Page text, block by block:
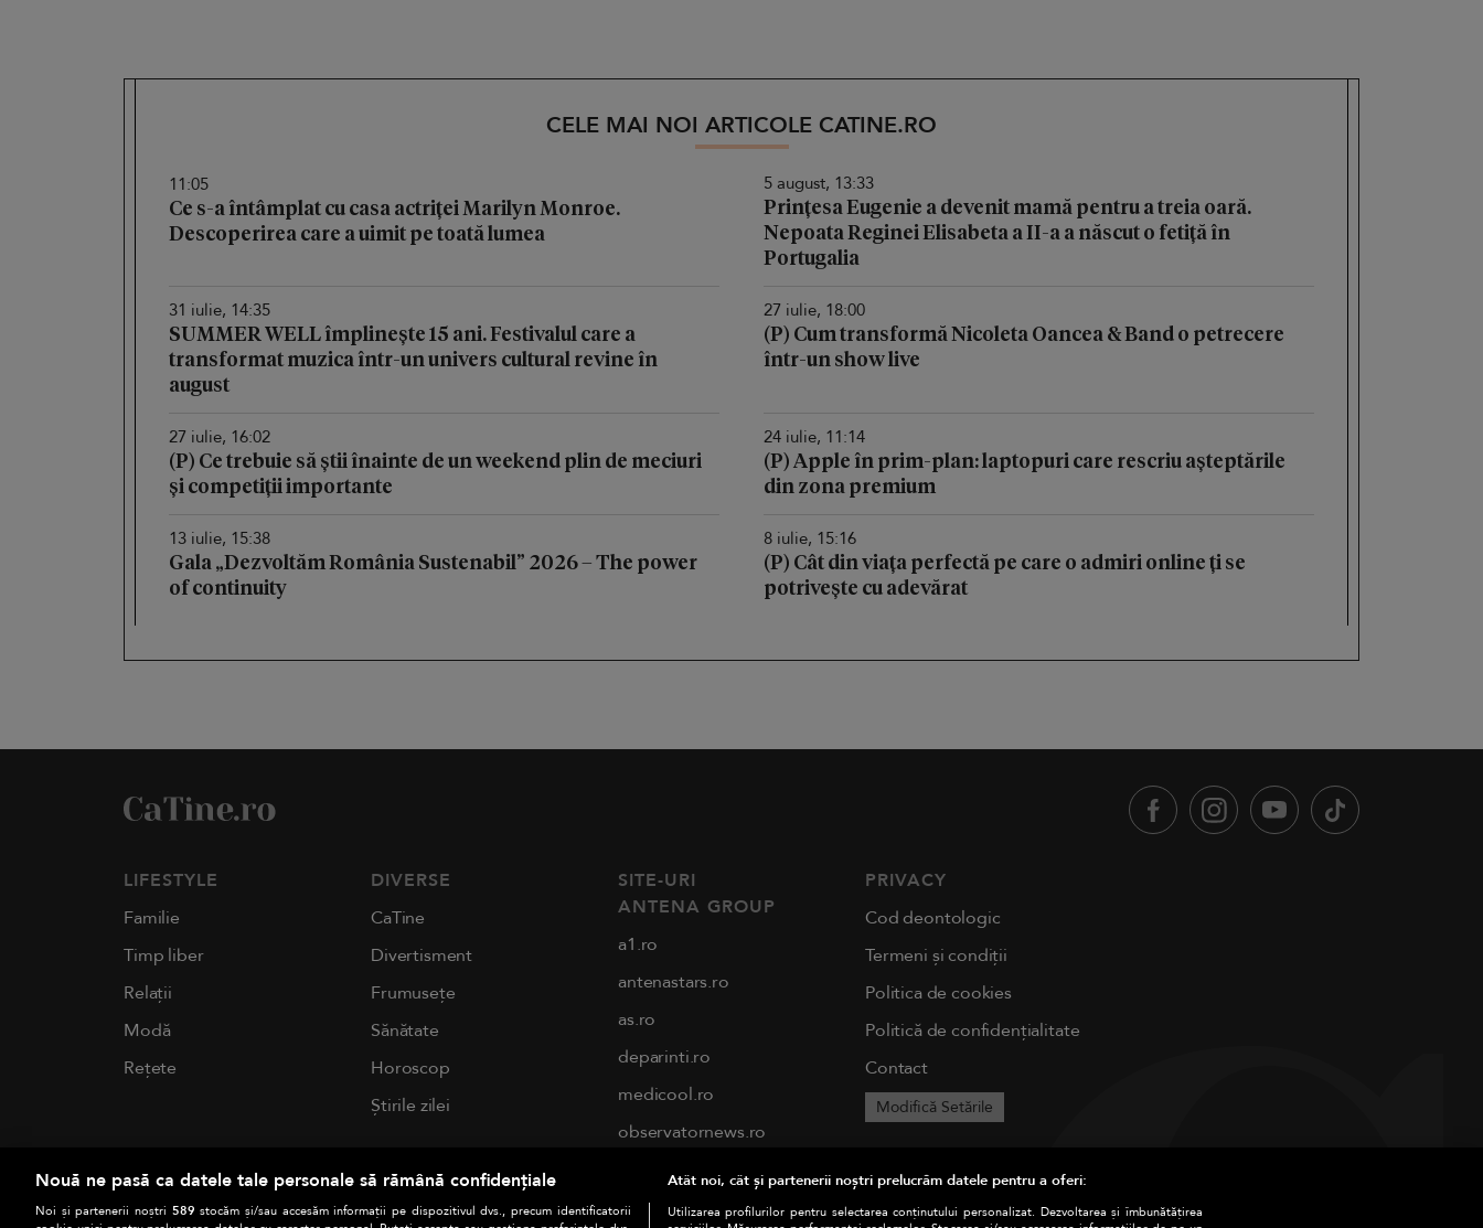
CELE MAI NOI ARTICOLE CATINE.RO
11:05
Ce s-a întâmplat cu casa actriței Marilyn Monroe.
Descoperirea care a uimit pe toată lumea
5 august, 13:33
Prințesa Eugenie a devenit mamă pentru a treia oară.
Nepoata Reginei Elisabeta a II-a a născut o fetiță în
Portugalia
31 iulie, 14:35
SUMMER WELL împlinește 15 ani. Festivalul care a
transformat muzica într-un univers cultural revine în
august
27 iulie, 18:00
(P) Cum transformă Nicoleta Oancea & Band o petrecere
într-un show live
27 iulie, 16:02
(P) Ce trebuie să știi înainte de un weekend plin de meciuri
și competiții importante
24 iulie, 11:14
(P) Apple în prim-plan: laptopuri care rescriu așteptările
din zona premium
13 iulie, 15:38
Gala „Dezvoltăm România Sustenabil” 2026 – The power
of continuity
8 iulie, 15:16
(P) Cât din viața perfectă pe care o admiri online ți se
potrivește cu adevărat
LIFESTYLE
Familie
Timp liber
Relații
Modă
Rețete
DIVERSE
CaTine
Divertisment
Frumusețe
Sănătate
Horoscop
Știrile zilei
SITE-URI
ANTENA GROUP
a1.ro
antenastars.ro
as.ro
deparinti.ro
medicool.ro
observatornews.ro
spynews.ro
tvhappy.ro
PRIVACY
Cod deontologic
Termeni și condiții
Politica de cookies
Politică de confidențialitate
Contact
Modifică Setările
Nouă ne pasă ca datele tale personale să rămână confidențiale
Noi și partenerii noștri 589 stocăm și/sau accesăm informații pe dispozitivul dvs., precum identificatorii
Atât noi, cât și partenerii noștri prelucrăm datele pentru a oferi:
Utilizarea profilurilor pentru selectarea conținutului personalizat. Dezvoltarea și îmbunătățirea